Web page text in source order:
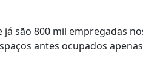
são 800 mil empregadas
antes ocupados